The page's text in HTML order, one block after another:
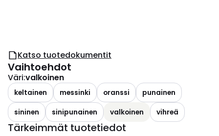
Katso tuotedokumentit
Vaihtoehdot
Väri:valkoinen
keltainen messinki oranssi
punainen
sininen
sinipunainen valkoinen vihreä
Tärkeimmät tuotetiedot